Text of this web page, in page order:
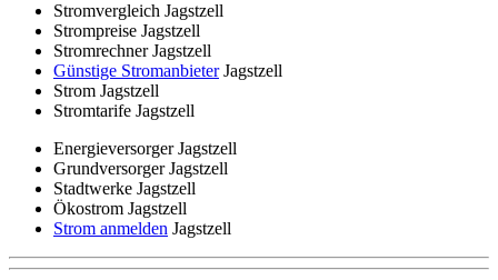
Stromvergleich Jagstzell
Strompreise Jagstzell
Stromrechner Jagstzell
Günstige StromanbieterJagstzell
Strom Jagstzell
Stromtarife Jagstzell
Energieversorger Jagstzell
Grundversorger Jagstzell
Stadtwerke Jagstzell
Ökostrom Jagstzell
Strom anmelden Jagstzell